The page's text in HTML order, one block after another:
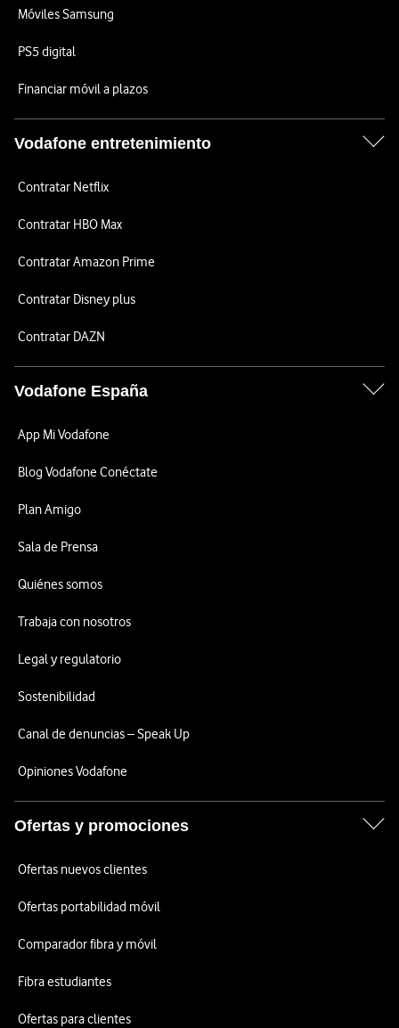
Móviles Samsung
PS5 digital
Financiar móvil a plazos
Vodafone entretenimiento
Contratar Netflix
Contratar HBO Max
Contratar Amazon Prime
Contratar Disney plus
Contratar DAZN
Vodafone España
App Mi Vodafone
Blog Vodafone Conéctate
Plan Amigo
Sala de Prensa
Quiénes somos
Trabaja con nosotros
Legal y regulatorio
Sostenibilidad
Canal de denuncias – Speak Up
Opiniones Vodafone
Ofertas y promociones
Ofertas nuevos clientes
Ofertas portabilidad móvil
Comparador fibra y móvil
Fibra estudiantes
Ofertas para clientes